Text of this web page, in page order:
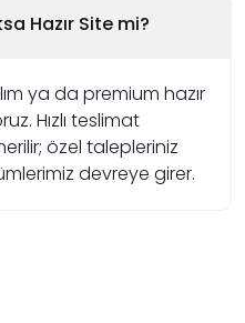
Hazır Site mi?
ya da premium hazır
Hızlı teslimat
özel talepleriniz
devreye girer.